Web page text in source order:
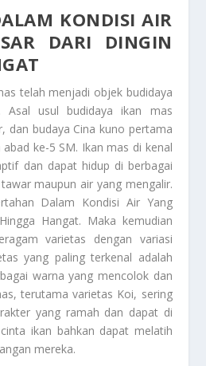
KONDISI AIR
DARI DINGIN
telah menjadi objek budidaya
Asal usul budidaya ikan mas
dan budaya Cina kuno pertama
ke-5 SM. Ikan mas di kenal
dan dapat hidup di berbagai
maupun air yang mengalir.
Dalam Kondisi Air Yang
Hangat. Maka kemudian
varietas dengan variasi
yang paling terkenal adalah
warna yang mencolok dan
terutama varietas Koi, sering
yang ramah dan dapat di
ikan bahkan dapat melatih
mereka.